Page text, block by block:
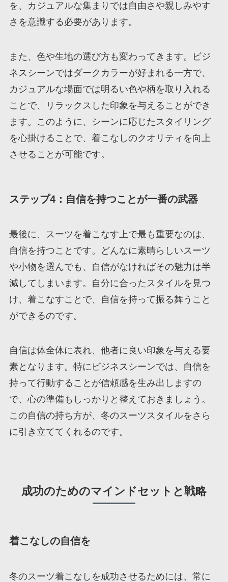
を、カジュアルな集まりでは自由さや親しみやす
さを意識する必要があります。
また、色や生地の選び方も変わってきます。ビジ
ネスシーンではダークカラーが好まれる一方で、
カジュアルな場面では明るい色や柄を取り入れる
ことで、リラックスした印象を与えることができ
ます。このように、シーンに応じたスタイリング
を心掛けることで、着こなしのクオリティを向上
させることが可能です。
ステップ4：自信を持つことが一番の武器
最後に、スーツを着こなす上で最も重要なのは、
自信を持つことです。どんなに素晴らしいスーツ
や小物を選んでも、自信がなければその魅力は半
減してしまいます。自分に合ったスタイルを見つ
け、着こなすことで、自信を持って振る舞うこと
ができるのです。
自信は体全体に表れ、他者に良い印象を与える要
素となります。特にビジネスシーンでは、自信を
持って行動することが信頼感を生み出しますの
で、心の準備もしっかりと整えておきましょう。
この自信の持ち方が、冬のスーツスタイルをさら
に引き立ててくれるのです。
成功のためのマインドセットと戦略
着こなしの自信を
冬のスーツ着こなしを成功させるためには、常に